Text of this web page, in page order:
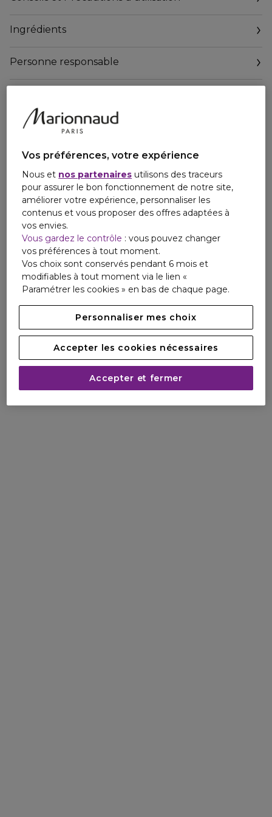
Ingrédients
Personne responsable
Vos préférences, votre expérience
Nous et nos partenaires utilisons des traceurs
pour assurer le bon fonctionnement de notre site,
améliorer votre expérience, personnaliser les
contenus et vous proposer des offres adaptées à
vos envies.
Vous gardez le contrôle : vous pouvez changer
vos préférences à tout moment.
Vos choix sont conservés pendant 6 mois et
modifiables à tout moment via le lien «
Paramétrer les cookies » en bas de chaque page.
Personnaliser mes choix
Accepter les cookies nécessaires
Accepter et fermer